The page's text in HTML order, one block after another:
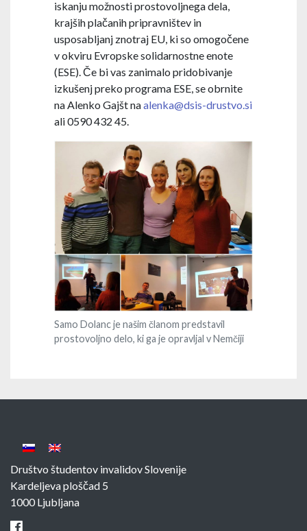
iskanju možnosti prostovoljnega dela,
krajših plačanih pripravništev in
usposabljanj znotraj EU, ki so omogočene
v okviru Evropske solidarnostne enote
(ESE). Če bi vas zanimalo pridobivanje
izkušenj preko programa ESE, se obrnite
na Alenko Gajšt naalenka@dsis-drustvo.si
ali 0590 432 45.
Samo Dolanc je našim članom predstavil
prostovoljno delo, ki ga je opravljal v Nemčiji
Društvo študentov invalidov Slovenije
Kardeljeva ploščad 5
1000 Ljubljana